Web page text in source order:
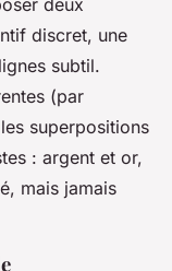
deux
discret, une
subtil.
(par
superpositions
: argent et or,
mais jamais